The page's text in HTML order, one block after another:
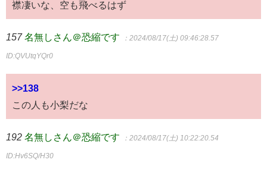
襟凄いな、空も飛べるはず
157 名無しさん＠恐縮です ：2024/08/17(土) 09:46:28.57
ID:QVUtqYQr0
>>138
この人も小梨だな
192 名無しさん＠恐縮です ：2024/08/17(土) 10:22:20.54
ID:Hv6SQ/H30